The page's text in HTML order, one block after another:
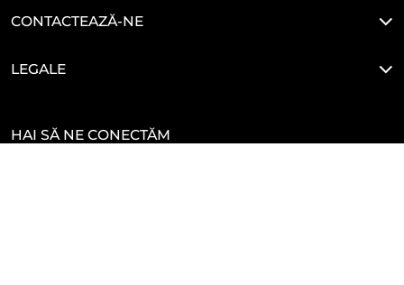
CONTACTEAZĂ-NE
LEGALE
HAI SĂ NE CONECTĂM